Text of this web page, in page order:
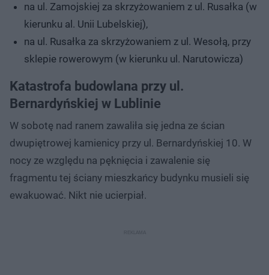
na ul. Zamojskiej za skrzyżowaniem z ul. Rusałka (w
kierunku al. Unii Lubelskiej),
na ul. Rusałka za skrzyżowaniem z ul. Wesołą, przy
sklepie rowerowym (w kierunku ul. Narutowicza)
Katastrofa budowlana przy ul.
Bernardyńskiej w Lublinie
W sobotę nad ranem zawaliła się jedna ze ścian
dwupiętrowej kamienicy przy ul. Bernardyńskiej 10. W
nocy ze względu na pęknięcia i zawalenie się
fragmentu tej ściany mieszkańcy budynku musieli się
ewakuować. Nikt nie ucierpiał.